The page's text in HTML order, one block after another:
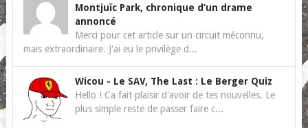
Montjuïc Park, chronique d’un drame
annoncé
Merci pour cet article sur un circuit méconnu,
mais extraordinaire. J'ai eu le privilège d...
Wicou - Le SAV, The Last : Le Berger Quiz
Hello ! Ca fait plaisir d'avoir de tes nouvelles. Le
plus simple reste de passer faire c...